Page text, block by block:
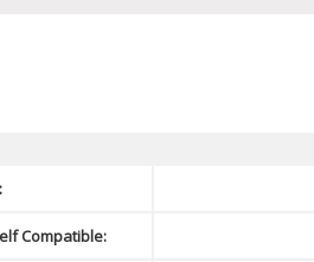
Compatible: